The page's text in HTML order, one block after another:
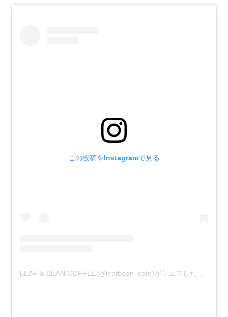
この投稿をInstagramで見る
LEAF & BEAN COFFEE(@leafbean_cafe)がシェアした投稿